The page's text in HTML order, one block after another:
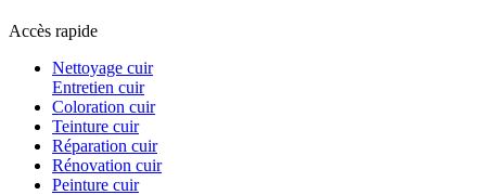
Accès rapide
Nettoyage cuir
Entretien cuir
Coloration cuir
Teinture cuir
Réparation cuir
Rénovation cuir
Peinture cuir